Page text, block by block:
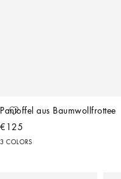
Pantoffel aus Baumwollfrottee
€125
3 COLORS